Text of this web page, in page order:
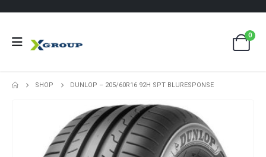
0
SHOP DUNLOP – 205/60R16 92H SPT BLURESPONSE